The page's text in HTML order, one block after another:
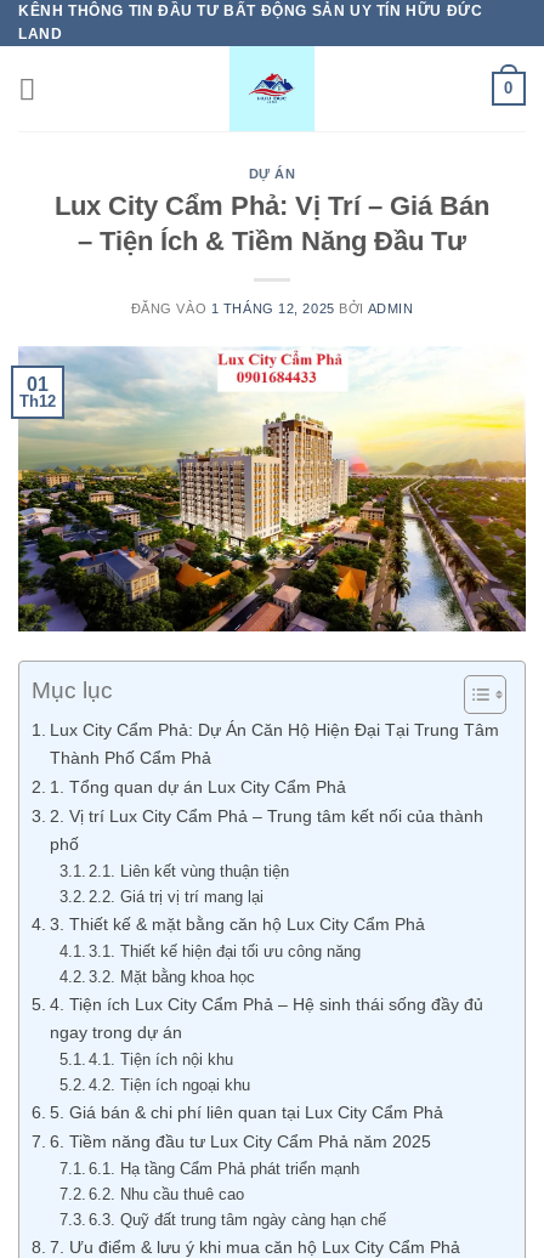
Bỏ
qua
nội
dung
KÊNH THÔNG TIN ĐẦU TƯ BẤT ĐỘNG SẢN UY TÍN HỮU ĐỨC
LAND
0
DỰ ÁN
Lux City Cẩm Phả: Vị Trí – Giá Bán
– Tiện Ích & Tiềm Năng Đầu Tư
ĐĂNG VÀO 1 THÁNG 12, 2025 BỞI ADMIN
01
Th12
Mục lục
Lux City Cẩm Phả: Dự Án Căn Hộ Hiện Đại Tại Trung Tâm
Thành Phố Cẩm Phả
1. Tổng quan dự án Lux City Cẩm Phả
2. Vị trí Lux City Cẩm Phả – Trung tâm kết nối của thành
phố
2.1. Liên kết vùng thuận tiện
2.2. Giá trị vị trí mang lại
3. Thiết kế & mặt bằng căn hộ Lux City Cẩm Phả
3.1. Thiết kế hiện đại tối ưu công năng
3.2. Mặt bằng khoa học
4. Tiện ích Lux City Cẩm Phả – Hệ sinh thái sống đầy đủ
ngay trong dự án
4.1. Tiện ích nội khu
4.2. Tiện ích ngoại khu
5. Giá bán & chi phí liên quan tại Lux City Cẩm Phả
6. Tiềm năng đầu tư Lux City Cẩm Phả năm 2025
6.1. Hạ tầng Cẩm Phả phát triển mạnh
6.2. Nhu cầu thuê cao
6.3. Quỹ đất trung tâm ngày càng hạn chế
7. Ưu điểm & lưu ý khi mua căn hộ Lux City Cẩm Phả